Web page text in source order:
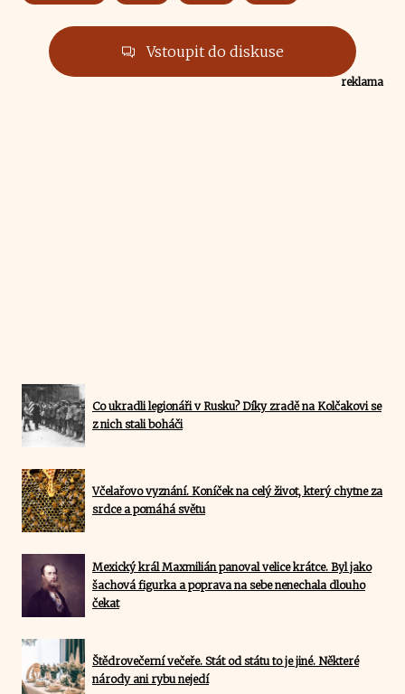
Vstoupit do diskuse
reklama
Co ukradli legionáři v Rusku? Díky zradě na Kolčakovi se
z nich stali boháči
Včelařovo vyznání. Koníček na celý život, který chytne za
srdce a pomáhá světu
Mexický král Maxmilián panoval velice krátce. Byl jako
šachová figurka a poprava na sebe nenechala dlouho
čekat
Štědrovečerní večeře. Stát od státu to je jiné. Některé
národy ani rybu nejedí